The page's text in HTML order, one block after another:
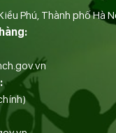
Phú, Thành phố Hà